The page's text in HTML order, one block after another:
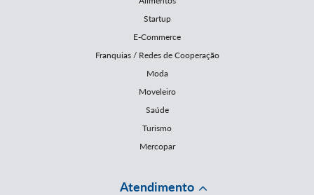
Startup
E-Commerce
Franquias / Redes de Cooperação
Moda
Moveleiro
Saúde
Turismo
Mercopar
Atendimento